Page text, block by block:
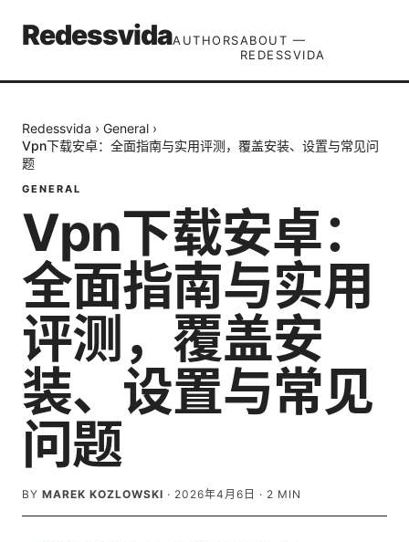
RedessvidaAUTHORSABOUT —
REDESSVIDA
Redessvida › General ›
Vpn下载安卓：全面指南与实用评测，覆盖安装、设置与常见问
题
GENERAL
Vpn下载安卓：
全面指南与实用
评测，覆盖安
装、设置与常见
问题
BY MAREK KOZLOWSKI · 2026年4月6日 · 2 MIN